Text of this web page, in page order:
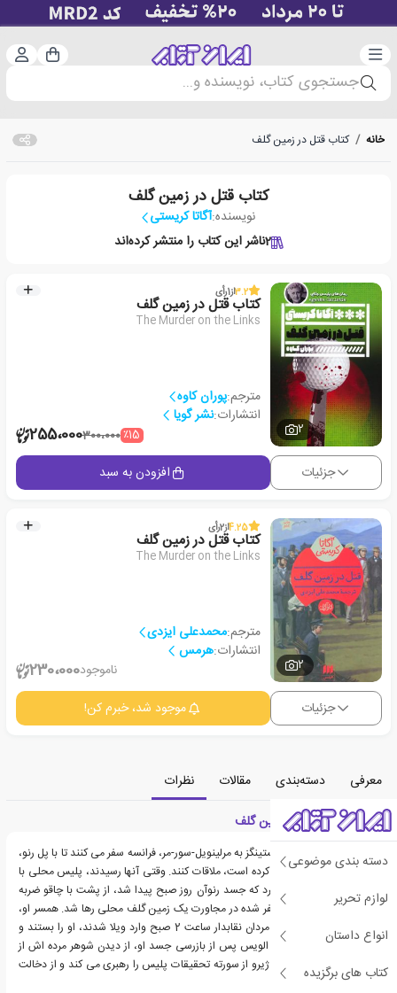
دسته‌بندی سبد
جستجوی کتاب، نویسنده و...
دسته بندی موضوعی
لوازم تحریر
انواع داستان
کتاب های برگزیده
خانه / کتاب قتل در زمین گلف
کتاب قتل در زمین گلف
نویسنده:آگاتا کریستی
2ناشر این کتاب را منتشر کرده‌اند
2
3.2از1رأی
کتاب قتل در زمین گلف
The Murder on the Links
مترجم:پوران کاوه
انتشارات:نشر گویا
٪15300،000255،000
جزئیات افزودن به سبد
2
4.25از2رأی
کتاب قتل در زمین گلف
The Murder on the Links
مترجم:محمدعلی ایزدی
انتشارات:هرمس
ناموجود230،000
جزئیات موجود شد، خبرم کن!
معرفی دسته‌بندی مقالات
نظرات
معرفی کتاب قتل در زمین گلف
هرکول پوآرو و کاپیتان هستینگز به مرلینویل-سور-مر، فرانسه سفر می کنند تا با پل رنو،
که از آنها درخواست کمک کرده است، ملاقات کنند. وقتی آنها رسیدند، پلیس محلی با
این خبر از آنها استقبال کرد که جسد رنوآن روز صبح پیدا شد، از پشت با چاقو ضربه
خورده و در یک قبر تازه حفر شده در مجاورت یک زمین گلف محلی رها شد. همسر او،
الویز رنو، مدعی است که مردان نقابدار ساعت 2 صبح وارد ویلا شدند، او را بستند و
شوهرش را با خود بردند. الویس پس از بازرسی جسد او، از دیدن شوهر مرده اش از
اندوه فرو می ریزد. مسیو ژیرو از سورته تحقیقات پلیس را رهبری می کند و از دخالت
پوآرو ناراحت است.